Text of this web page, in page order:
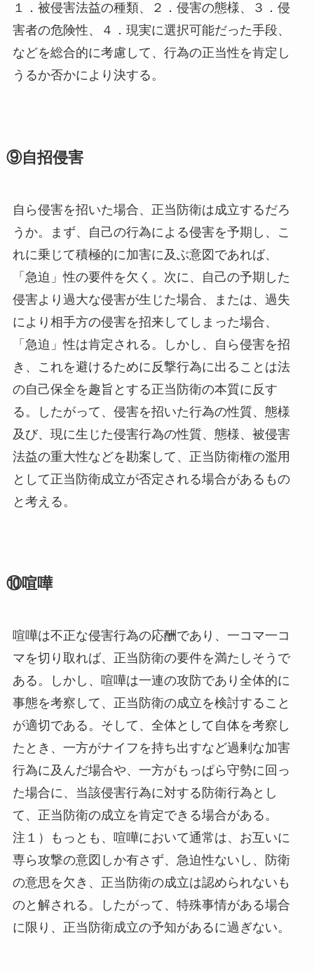
１．被侵害法益の種類、２．侵害の態様、３．侵
害者の危険性、４．現実に選択可能だった手段、
などを総合的に考慮して、行為の正当性を肯定し
うるか否かにより決する。
⑨自招侵害
自ら侵害を招いた場合、正当防衛は成立するだろ
うか。まず、自己の行為による侵害を予期し、こ
れに乗じて積極的に加害に及ぶ意図であれば、
「急迫」性の要件を欠く。次に、自己の予期した
侵害より過大な侵害が生じた場合、または、過失
により相手方の侵害を招来してしまった場合、
「急迫」性は肯定される。しかし、自ら侵害を招
き、これを避けるために反撃行為に出ることは法
の自己保全を趣旨とする正当防衛の本質に反す
る。したがって、侵害を招いた行為の性質、態様
及び、現に生じた侵害行為の性質、態様、被侵害
法益の重大性などを勘案して、正当防衛権の濫用
として正当防衛成立が否定される場合があるもの
と考える。
⑩喧嘩
喧嘩は不正な侵害行為の応酬であり、一コマ一コ
マを切り取れば、正当防衛の要件を満たしそうで
ある。しかし、喧嘩は一連の攻防であり全体的に
事態を考察して、正当防衛の成立を検討すること
が適切である。そして、全体として自体を考察し
たとき、一方がナイフを持ち出すなど過剰な加害
行為に及んだ場合や、一方がもっぱら守勢に回っ
た場合に、当該侵害行為に対する防衛行為とし
て、正当防衛の成立を肯定できる場合がある。
注１）もっとも、喧嘩において通常は、お互いに
専ら攻撃の意図しか有さず、急迫性ないし、防衛
の意思を欠き、正当防衛の成立は認められないも
のと解される。したがって、特殊事情がある場合
に限り、正当防衛成立の予知があるに過ぎない。